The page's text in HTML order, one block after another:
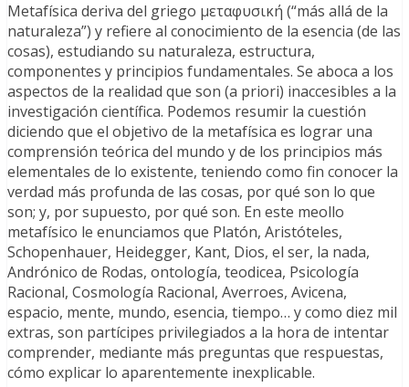
Metafísica deriva del griego μεταφυσική (“más allá de la
naturaleza”) y refiere al conocimiento de la esencia (de las
cosas), estudiando su naturaleza, estructura,
componentes y principios fundamentales. Se aboca a los
aspectos de la realidad que son (a priori) inaccesibles a la
investigación científica. Podemos resumir la cuestión
diciendo que el objetivo de la metafísica es lograr una
comprensión teórica del mundo y de los principios más
elementales de lo existente, teniendo como fin conocer la
verdad más profunda de las cosas, por qué son lo que
son; y, por supuesto, por qué son. En este meollo
metafísico le enunciamos que Platón, Aristóteles,
Schopenhauer, Heidegger, Kant, Dios, el ser, la nada,
Andrónico de Rodas, ontología, teodicea, Psicología
Racional, Cosmología Racional, Averroes, Avicena,
espacio, mente, mundo, esencia, tiempo… y como diez mil
extras, son partícipes privilegiados a la hora de intentar
comprender, mediante más preguntas que respuestas,
cómo explicar lo aparentemente inexplicable.